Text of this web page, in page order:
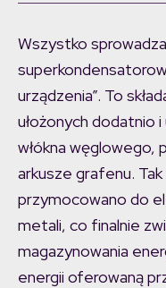
Wszystko
urządzenia”. To
ułożonych dodatnio
włókna węglowego,
arkusze grafenu.
przymocowano do
metali, co finalnie
magazynowania
energii oferowaną